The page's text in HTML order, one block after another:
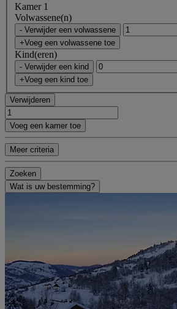
Kamer 1
Volwassene(n)
- Verwijder een volwassene
+Voeg een volwassene toe
Kind(eren)
- Verwijder een kind
+Voeg een kind toe
Verwijderen
Voeg een kamer toe
Meer criteria
Zoeken
Wat is uw bestemming?